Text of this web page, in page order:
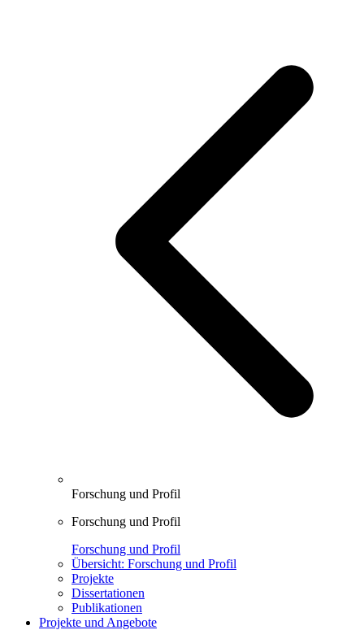
Forschung und Profil
Forschung und Profil
Forschung und Profil
Übersicht: Forschung und Profil
Projekte
Dissertationen
Publikationen
Projekte und Angebote